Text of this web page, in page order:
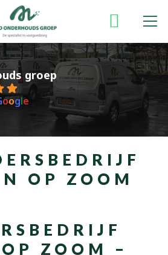
groep
oogle
OP ZOOM
ZOOM –